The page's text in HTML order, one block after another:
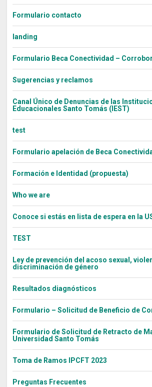
Formulario contacto
landing
Formulario Beca Conectividad –
Sugerencias y reclamos
Canal Único de Denuncias de las
Educacionales Santo Tomás (IEST)
test
Formulario apelación de Beca
Formación e Identidad (propuesta)
Who we are
Conoce si estás en lista de espera en la
TEST
Ley de prevención del acoso sexual,
discriminación de género
Resultados diagnósticos
Formulario – Solicitud de Beneficio de
Formulario de Solicitud de Retracto de
Universidad Santo Tomás
Toma de Ramos IPCFT 2023
Preguntas Frecuentes